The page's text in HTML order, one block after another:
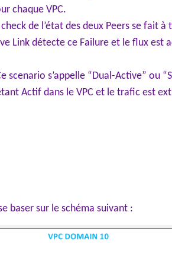
chaque VPC.
de l’état des deux Peers se fait à
Link détecte ce Failure et le flux est
scenario s’appelle “Dual-Active” ou
Actif dans le VPC et le trafic est
baser sur le schéma suivant :